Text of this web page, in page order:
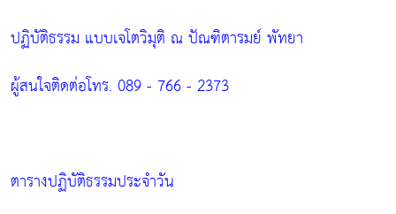
ปฏิบัติธรรม แบบเจโตวิมุติ ณ ปัณฑิตารมย์ พัทยา
ผู้สนใจติดต่อโทร. 089 - 766 - 2373
ตารางปฏิบัติธรรมประจำวัน